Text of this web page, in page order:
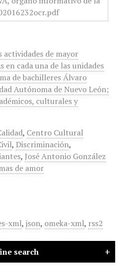
actividades de mayor
en cada una de las unidades
de bachilleres Álvaro
Autónoma de Nuevo León;
culturales y
, Centro Cultural
, Discriminación,
, José Antonio González
de amor
xml, json, omeka-xml, rss2
search